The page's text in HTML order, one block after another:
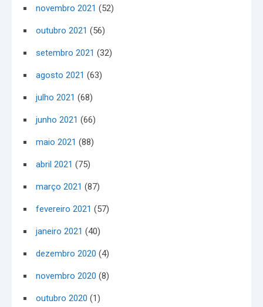
novembro 2021 (52)
outubro 2021 (56)
setembro 2021 (32)
agosto 2021 (63)
julho 2021 (68)
junho 2021 (66)
maio 2021 (88)
abril 2021 (75)
março 2021 (87)
fevereiro 2021 (57)
janeiro 2021 (40)
dezembro 2020 (4)
novembro 2020 (8)
outubro 2020 (1)